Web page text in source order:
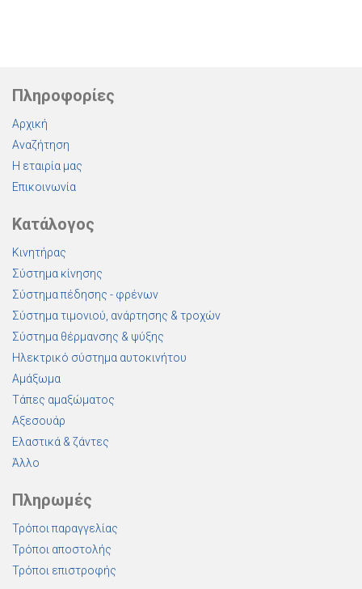
Πληροφορίες
Αρχική
Αναζήτηση
Η εταιρία μας
Επικοινωνία
Κατάλογος
Κινητήρας
Σύστημα κίνησης
Σύστημα πέδησης - φρένων
Σύστημα τιμονιού, ανάρτησης & τροχών
Σύστημα θέρμανσης & ψύξης
Ηλεκτρικό σύστημα αυτοκινήτου
Αμάξωμα
Τάπες αμαξώματος
Αξεσουάρ
Ελαστικά & ζάντες
Άλλο
Πληρωμές
Τρόποι παραγγελίας
Τρόποι αποστολής
Τρόποι επιστροφής